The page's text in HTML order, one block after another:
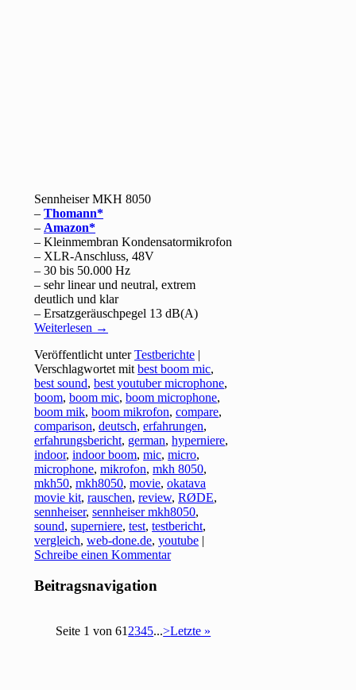
Sennheiser MKH 8050
–Thomann
– Amazon
– Kleinmembran Kondensatormikrofon
– XLR-Anschluss, 48V
– 30 bis 50.000 Hz
– sehr linear und neutral, extrem
deutlich und klar
– Ersatzgeräuschpegel 13 dB(A)
Weiterlesen →
Veröffentlicht unter Testberichte |
Verschlagwortet mit best boom mic,
best sound,best youtuber microphone,
boom,boom mic,boom microphone,
boom mik,boom mikrofon,compare,
comparison,deutsch,erfahrungen,
erfahrungsbericht, german,hyperniere,
indoor,indoor boom,mic,micro,
microphone,mikrofon,mkh 8050,
mkh50,mkh8050,movie,okatava
movie kit,rauschen,review,RØDE,
sennheiser,sennheiser mkh8050,
sound,superniere,test,testbericht,
vergleich,web-done.de,youtube |
Schreibe einen Kommentar
Beitragsnavigation
Seite 1 von 61 2345...>Letzte »